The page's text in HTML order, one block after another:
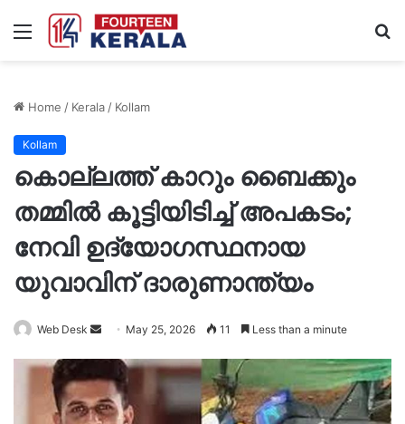
Menu
Home / Kerala/ Kollam
Kollam
കൊല്ലത്ത് കാറും ബൈക്കും
തമ്മിൽ കൂട്ടിയിടിച്ച് അപകടം;
നേവി ഉദ്യോഗസ്ഥനായ
യുവാവിന് ദാരുണാന്ത്യം
Web Desk
Send
email
May 25, 2026 11 Less than a minute